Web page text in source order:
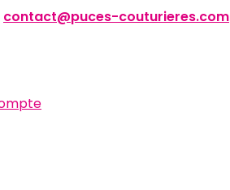
contact@puces-couturieres.com